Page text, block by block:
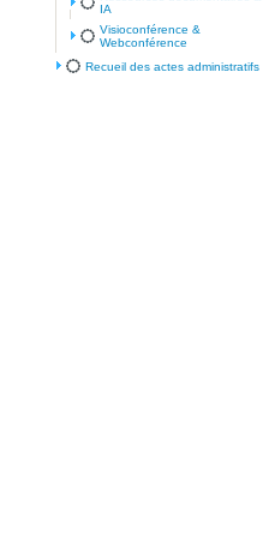
IA
Visioconférence &
Webconférence
Recueil des actes administratifs